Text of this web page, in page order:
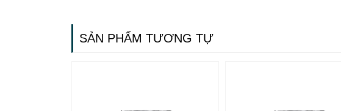
SẢN PHẨM TƯƠNG TỰ